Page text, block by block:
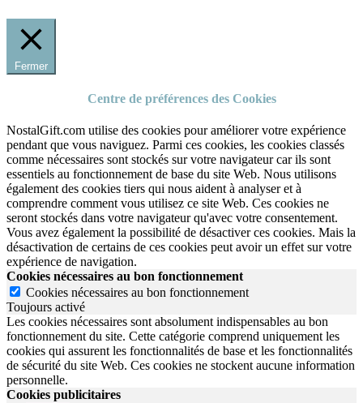
Fermer
Centre de préférences des Cookies
NostalGift.com utilise des cookies pour améliorer votre expérience
pendant que vous naviguez. Parmi ces cookies, les cookies classés
comme nécessaires sont stockés sur votre navigateur car ils sont
essentiels au fonctionnement de base du site Web. Nous utilisons
également des cookies tiers qui nous aident à analyser et à
comprendre comment vous utilisez ce site Web. Ces cookies ne
seront stockés dans votre navigateur qu'avec votre consentement.
Vous avez également la possibilité de désactiver ces cookies. Mais la
désactivation de certains de ces cookies peut avoir un effet sur votre
expérience de navigation.
Cookies nécessaires au bon fonctionnement
Cookies nécessaires au bon fonctionnement
Toujours activé
Les cookies nécessaires sont absolument indispensables au bon
fonctionnement du site. Cette catégorie comprend uniquement les
cookies qui assurent les fonctionnalités de base et les fonctionnalités
de sécurité du site Web. Ces cookies ne stockent aucune information
personnelle.
Cookies publicitaires